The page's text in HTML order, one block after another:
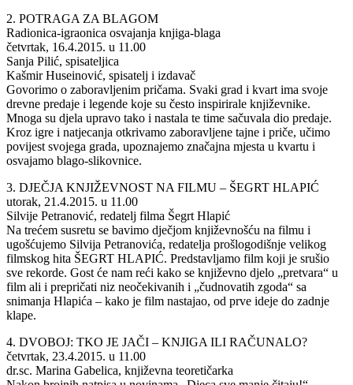
2. POTRAGA ZA BLAGOM
Radionica-igraonica osvajanja knjiga-blaga
četvrtak, 16.4.2015. u 11.00
Sanja Pilić, spisateljica
Kašmir Huseinović, spisatelj i izdavač
Govorimo o zaboravljenim pričama. Svaki grad i kvart ima svoje
drevne predaje i legende koje su često inspirirale književnike.
Mnoga su djela upravo tako i nastala te time sačuvala dio predaje.
Kroz igre i natjecanja otkrivamo zaboravljene tajne i priče, učimo
povijest svojega grada, upoznajemo značajna mjesta u kvartu i
osvajamo blago-slikovnice.
3. DJEČJA KNJIŽEVNOST NA FILMU – ŠEGRT HLAPIĆ
utorak, 21.4.2015. u 11.00
Silvije Petranović, redatelj filma Šegrt Hlapić
Na trećem susretu se bavimo dječjom književnošću na filmu i
ugošćujemo Silvija Petranovića, redatelja prošlogodišnje velikog
filmskog hita ŠEGRT HLAPIĆ. Predstavljamo film koji je srušio
sve rekorde. Gost će nam reći kako se književno djelo „pretvara“ u
film ali i prepričati niz neočekivanih i „čudnovatih zgoda“ sa
snimanja Hlapića – kako je film nastajao, od prve ideje do zadnje
klape.
4. DVOBOJ: TKO JE JAČI – KNJIGA ILI RAČUNALO?
četvrtak, 23.4.2015. u 11.00
dr.sc. Marina Gabelica, književna teoretičarka